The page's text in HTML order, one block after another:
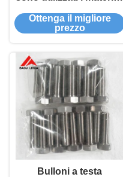
di calcolatore di
calcolatore
Ottenga il migliore
prezzo
Bulloni a testa